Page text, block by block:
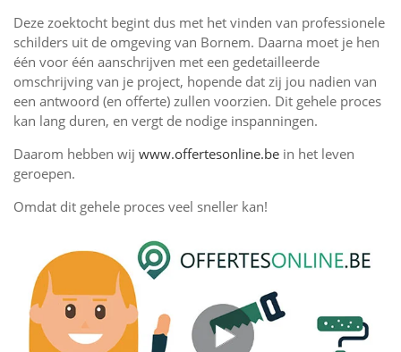
Deze zoektocht begint dus met het vinden van professionele
schilders uit de omgeving van Bornem. Daarna moet je hen
één voor één aanschrijven met een gedetailleerde
omschrijving van je project, hopende dat zij jou nadien van
een antwoord (en offerte) zullen voorzien. Dit gehele proces
kan lang duren, en vergt de nodige inspanningen.
Daarom hebben wij www.offertesonline.be in het leven
geroepen.
Omdat dit gehele proces veel sneller kan!